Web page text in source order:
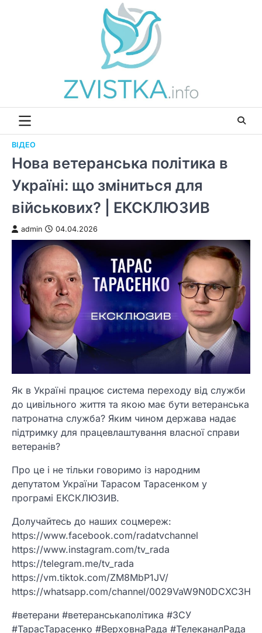
ВІДЕО
Нова ветеранська політика в
Україні: що зміниться для
військових? | ЕКСКЛЮЗИВ
admin 04.04.2026
Як в Україні працює сиcтема переходу від служби
до цивільного життя та якою має бути ветеранська
патронатна служба? Яким чином держава надає
підтримку для працевлаштування власної справи
ветеранів?
Про це і не тільки говоримо із народним
депутатом України Тарасом Тарасенком у
програмі ЕКСКЛЮЗИВ.
Долучайтесь до наших соцмереж:
https://www.facebook.com/radatvchannel
https://www.instagram.com/tv_rada
https://telegram.me/tv_rada
https://vm.tiktok.com/ZM8MbP1JV/
https://whatsapp.com/channel/
#ветерани #ветеранськаполітика #ЗСУ
#ТарасТарасенко #ВерховнаРада #ТелеканалРада